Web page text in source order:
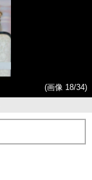
(画像 18/34)